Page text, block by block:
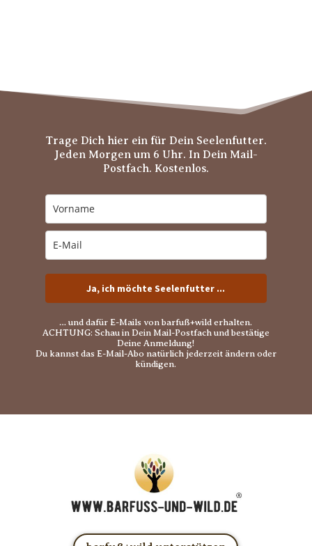
Trage Dich hier ein für Dein Seelenfutter.
Jeden Morgen um 6 Uhr. In Dein Mail-
Postfach. Kostenlos.
Ja, ich möchte Seelenfutter ...
… und dafür E-Mails von barfuß+wild erhalten.
ACHTUNG: Schau in Dein Mail-Postfach und bestätige
Deine Anmeldung!
Du kannst das E-Mail-Abo natürlich jederzeit ändern oder
kündigen.